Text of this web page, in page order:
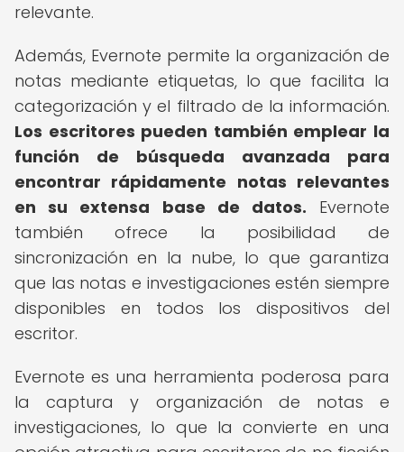
relevante.
Además, Evernote permite la organización de
notas mediante etiquetas, lo que facilita la
categorización y el filtrado de la información.
Los escritores pueden también emplear la
función de búsqueda avanzada para
encontrar rápidamente notas relevantes
en su extensa base de datos. Evernote
también ofrece la posibilidad de
sincronización en la nube, lo que garantiza
que las notas e investigaciones estén siempre
disponibles en todos los dispositivos del
escritor.
Evernote es una herramienta poderosa para
la captura y organización de notas e
investigaciones, lo que la convierte en una